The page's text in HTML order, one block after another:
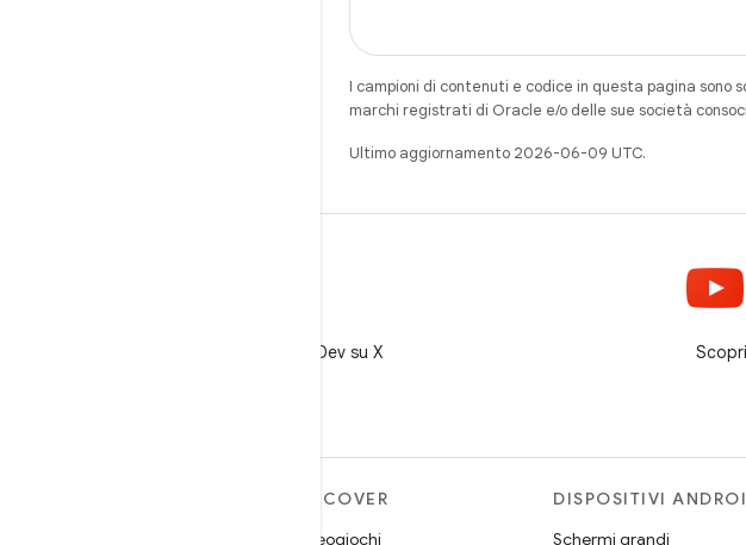
I campioni di contenuti e codice in questa pagina sono
marchi registrati di Oracle e/o delle sue società
Ultimo aggiornamento 2026-06-09 UTC.
Segui @AndroidDev su X
DISCOVER
Videogiochi
DISPOSITIVI
Schermi grandi